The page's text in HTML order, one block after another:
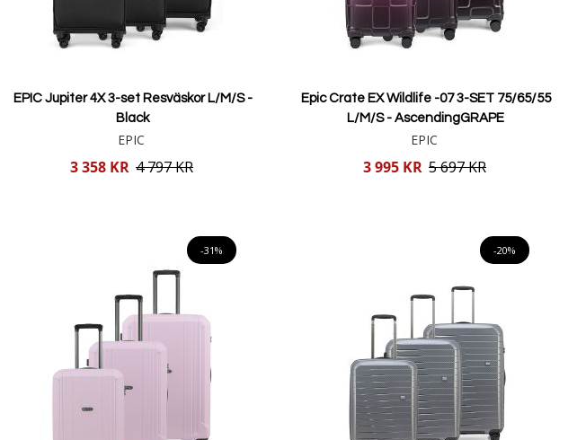
EPIC Jupiter 4X 3-set Resväskor L/M/S -
Black
EPIC
3 358 KR 4 797 KR
Epic Crate EX Wildlife -07 3-SET 75/65/55
L/M/S - AscendingGRAPE
EPIC
3 995 KR 5 697 KR
-31% -20%